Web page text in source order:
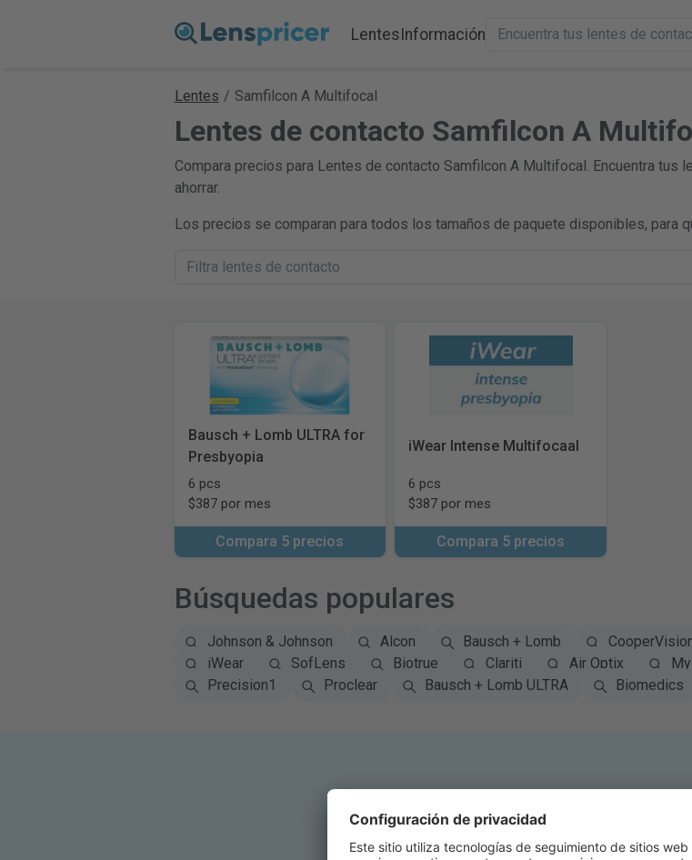
LentesInformación
Lentes / Samfilcon A Multifocal
Lentes de contacto Samfilcon A
Compara precios para Lentes de contacto Samfilcon A Multifocal. Encuentra tus
ahorrar.
Los precios se comparan para todos los tamaños de paquete disponibles, para
Bausch + Lomb ULTRA for
Presbyopia
6 pcs
$387 por mes
Compara 5 precios
iWear Intense Multifocaal
6 pcs
$387 por mes
Compara 5 precios
Búsquedas populares
Johnson & Johnson Alcon Bausch + Lomb
iWear
SofLens Biotrue Clariti Air Optix
Precision1
Proclear Bausch + Lomb ULTRA Biomedics
Suscríbete al